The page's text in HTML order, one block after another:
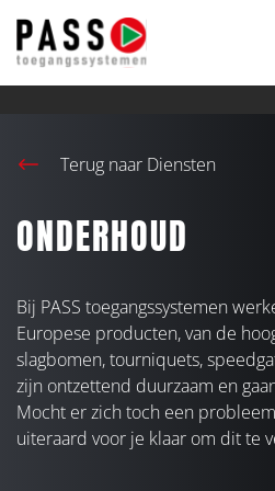
overslaan
Terug naar Diensten
ONDERHOUD
Bij PASS toegangssystemen
Europese producten, van de
slagbomen, tourniquets,
zijn ontzettend duurzaam en
Mocht er zich toch een
uiteraard voor je klaar om dit te